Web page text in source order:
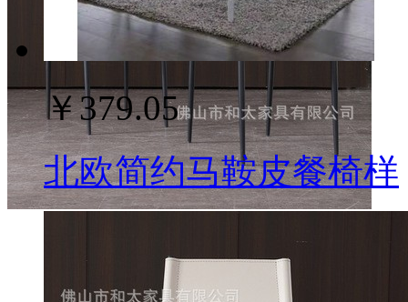
￥379.05
北欧简约马鞍皮餐椅样